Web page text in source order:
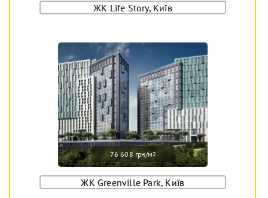
ЖК Life Story, Київ
76 608 грн/м2
ЖК Greenville Park, Київ